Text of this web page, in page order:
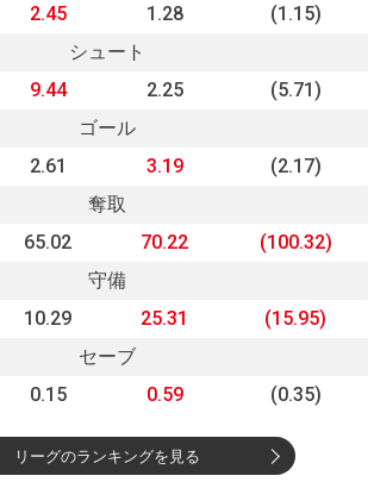
2.45 1.28
(1.15)
シュート
9.44 2.25
(5.71)
ゴール
2.61 3.19
(2.17)
奪取
65.02 70.22
(100.32)
守備
10.29 25.31
(15.95)
セーブ
0.15 0.59 (0.35)
リーグのランキングを見る